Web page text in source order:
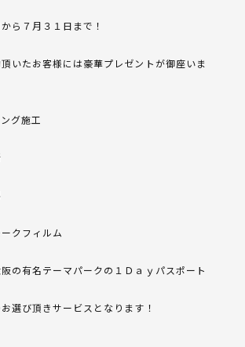
ら７月３１日まで！
いたお客様には豪華プレゼントが御座いま
グ施工
クフィルム
の有名テーマパークの１Ｄａｙパスポート
選び頂きサービスとなります！